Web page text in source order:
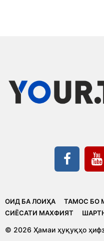
ОИД БА ЛОИҲА ТАМОС БО
CИЁСАТИ МАХФИЯТ
© 2026 Ҳамаи ҳуқуқҳо